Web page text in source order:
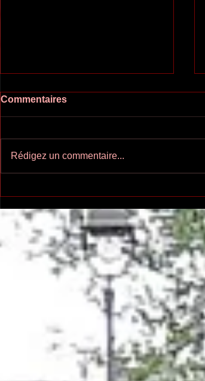
Ecoutez-voir n°55
Commentaires
Rédigez un commentaire...